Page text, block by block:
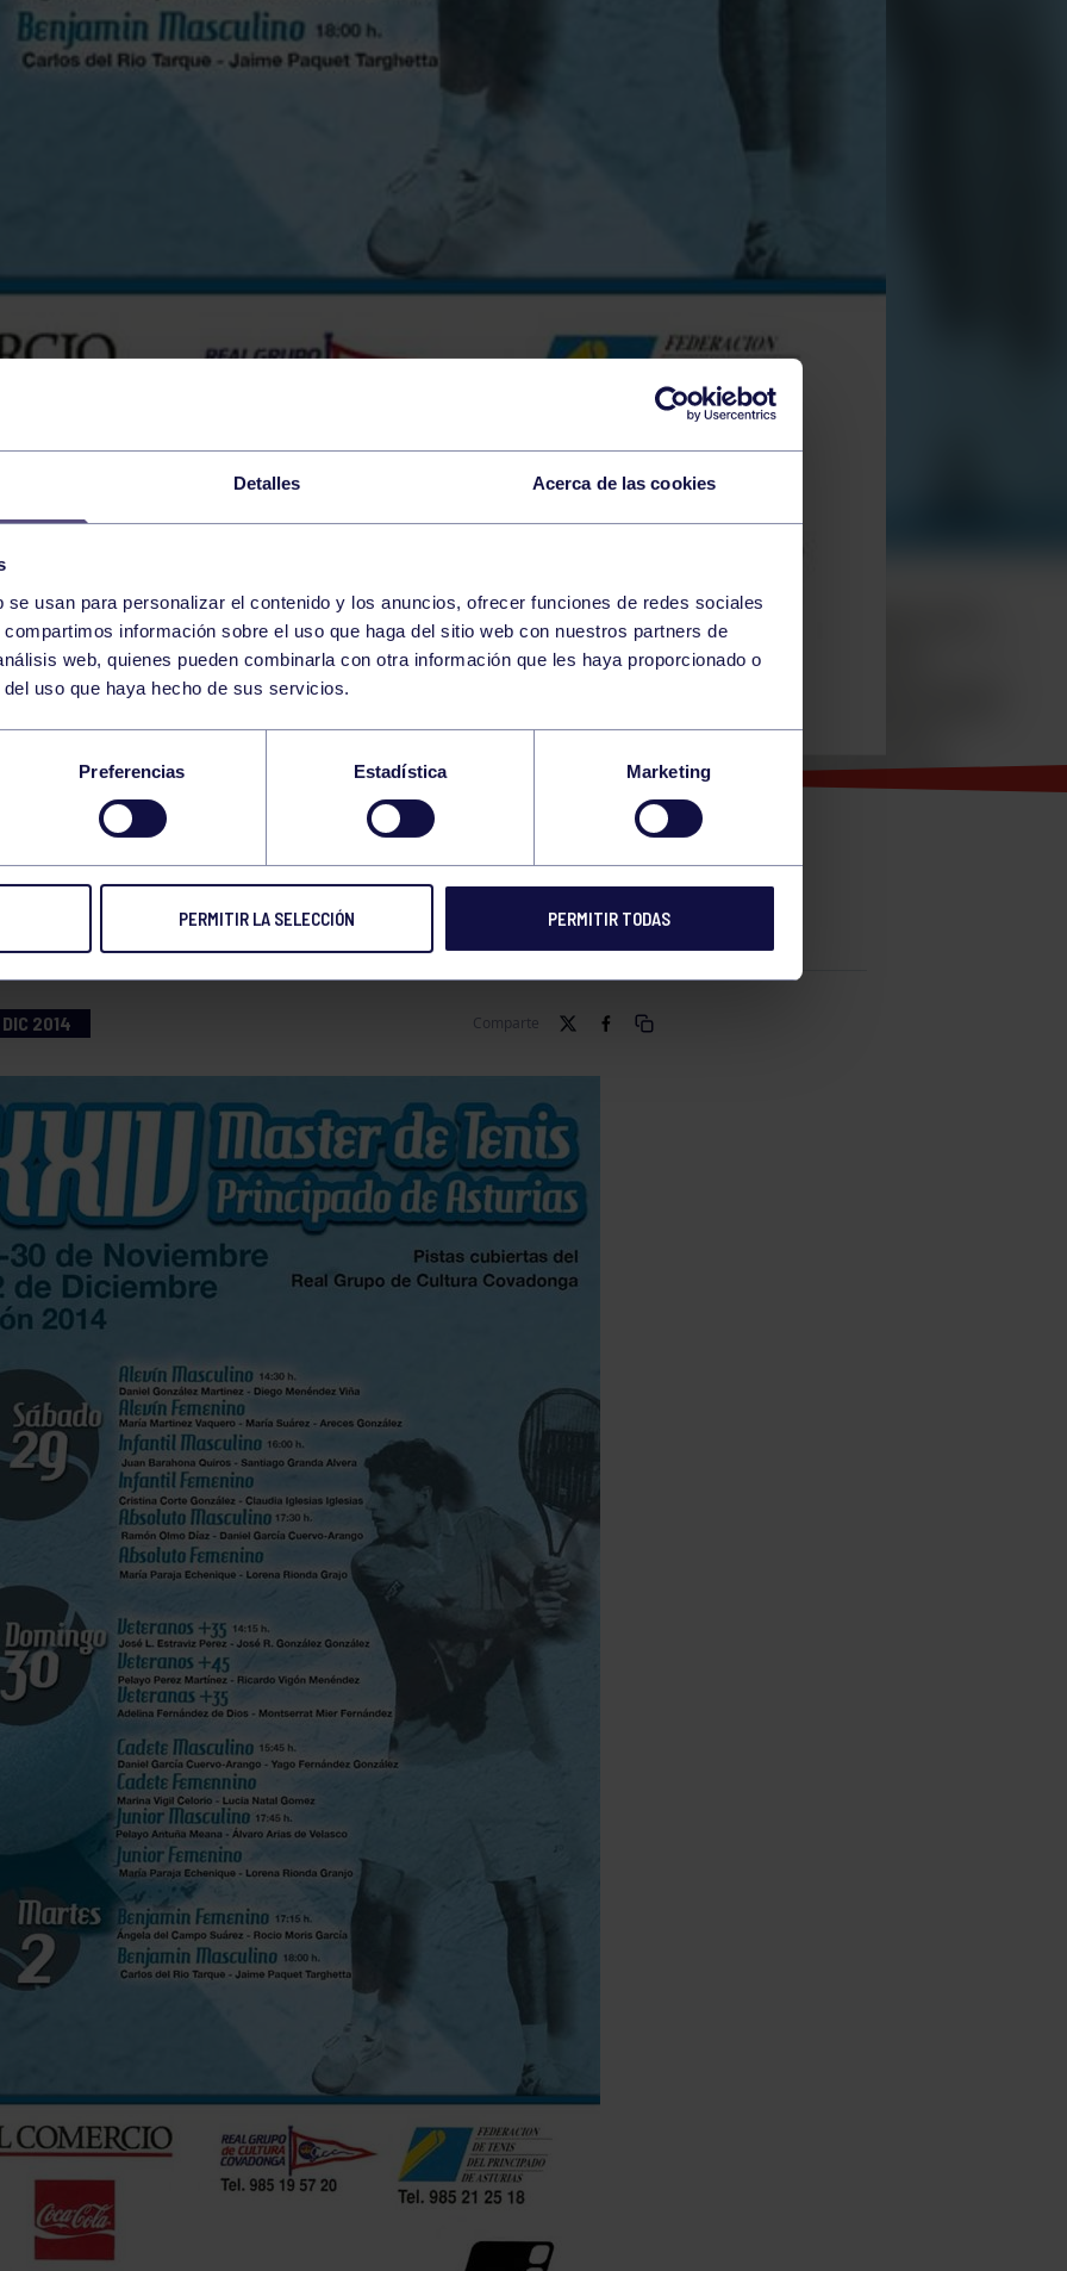
Detalles Acerca de las cookies
usan para personalizar el contenido y los anuncios, ofrecer funciones de redes sociales
información sobre el uso que haga del sitio web con nuestros partners de
web, quienes pueden combinarla con otra información que les haya proporcionado o
uso que haya hecho de sus servicios.
Preferencias Estadística Marketing
PERMITIR LA SELECCIÓN PERMITIR TODAS
PARA EL RGCC Y DOS FINALES POR DECIDIR EN EL
DE TENIS
DIC 2014 Comparte